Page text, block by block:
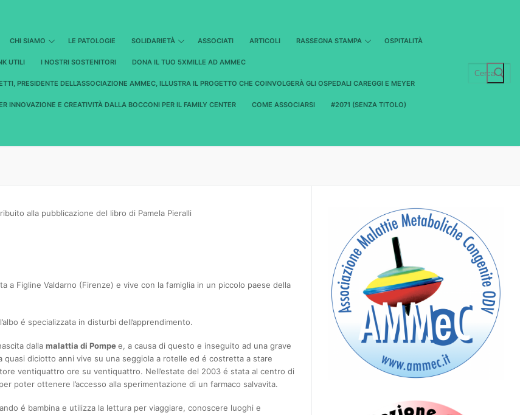
CHI SIAMO LE PATOLOGIE SOLIDARIETÀ ASSOCIATI ARTICOLI RASSEGNA STAMPA OSPITALITÀ
UTILI I NOSTRI SOSTENITORI DONA IL TUO 5XMILLE AD AMMEC
PRESIDENTE DELL’ASSOCIAZIONE AMMEC, ILLUSTRA IL PROGETTO CHE COINVOLGERÀ GLI OSPEDALI CAREGGI E MEYER
INNOVAZIONE E CREATIVITÀ DALLA BOCCONI PER IL FAMILY CENTER COME ASSOCIARSI #2071 (SENZA TITOLO)
Cerca:
alla pubblicazione del libro di Pamela Pieralli
a Figline Valdarno (Firenze) e vive con la famiglia in un piccolo paese della
é specializzata in disturbi dell’apprendimento.
dalla malattia di Pompee, a causa di questo e inseguito ad una grave
quasi diciotto anni vive su una seggiola a rotelle ed é costretta a stare
ventiquattro ore su ventiquattro. Nell’estate del 2003 é stata al centro di
poter ottenere l’accesso alla sperimentazione di un farmaco salvavita.
é bambina e utilizza la lettura per viaggiare, conoscere luoghi e